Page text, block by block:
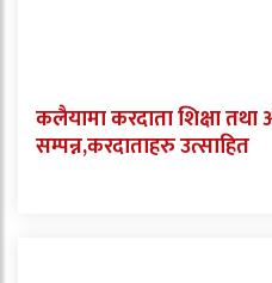
कलैयामा करदाता शिक्षा तथा
सम्पन्न,करदाताहरु उत्साहित